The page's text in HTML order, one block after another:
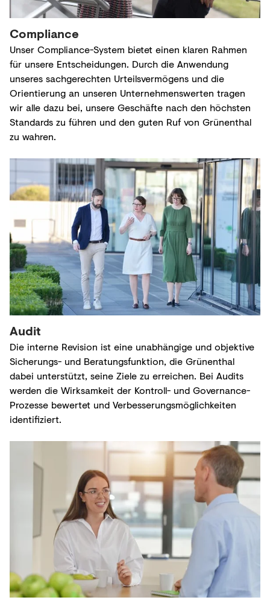
Compliance
Unser Compliance-System bietet einen klaren Rahmen
für unsere Entscheidungen. Durch die Anwendung
unseres sachgerechten Urteilsvermögens und die
Orientierung an unseren Unternehmenswerten tragen
wir alle dazu bei, unsere Geschäfte nach den höchsten
Standards zu führen und den guten Ruf von Grünenthal
zu wahren.
Audit
Die interne Revision ist eine unabhängige und objektive
Sicherungs- und Beratungsfunktion, die Grünenthal
dabei unterstützt, seine Ziele zu erreichen. Bei Audits
werden die Wirksamkeit der Kontroll- und Governance-
Prozesse bewertet und Verbesserungsmöglichkeiten
identifiziert.